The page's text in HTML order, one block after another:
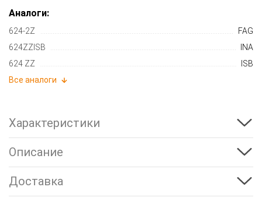
Аналоги:
624-2Z
FAG
624ZZISB
INA
624 ZZ
ISB
Все аналоги
Характеристики
Описание
Доставка